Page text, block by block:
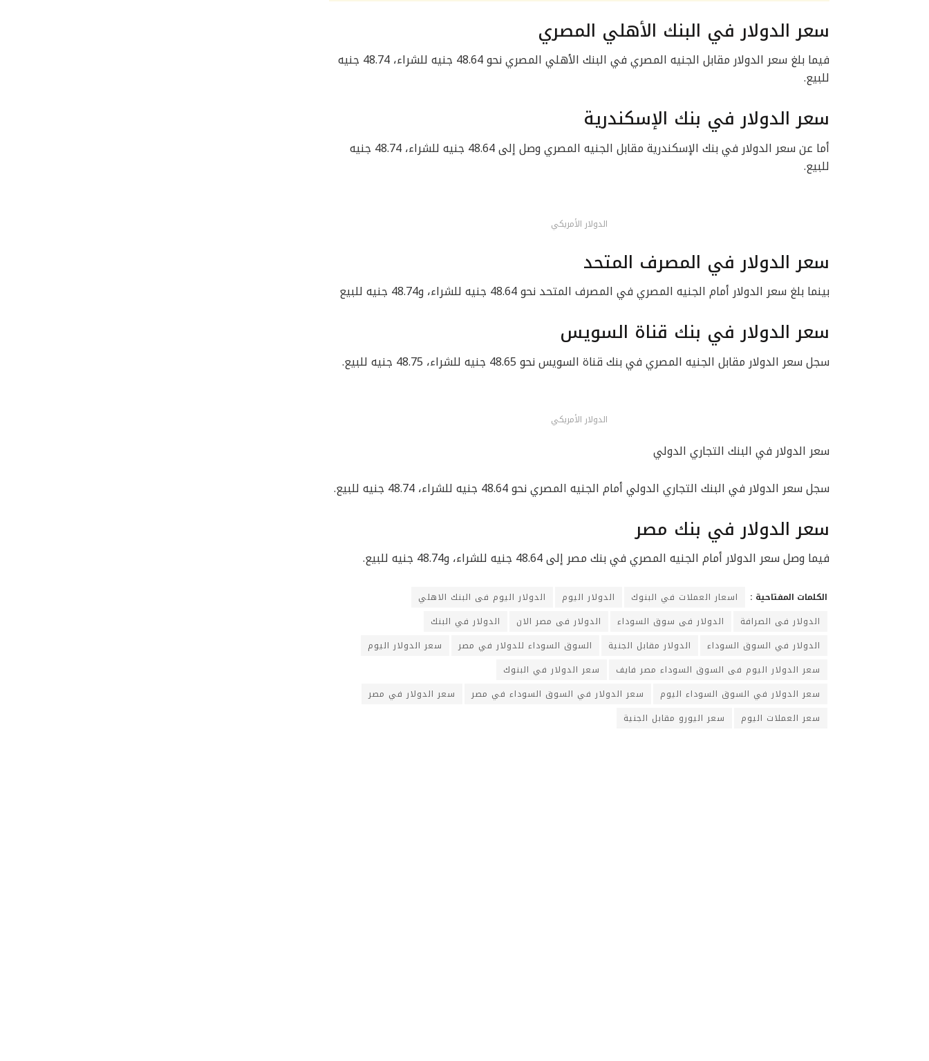
سعر الدولار في البنك الأهلي المصري
فيما بلغ سعر الدولار مقابل الجنيه المصري في البنك الأهلي المصري نحو 48.64 جنيه للشراء، 48.74 جنيه
للبيع.
سعر الدولار في بنك الإسكندرية
أما عن سعر الدولار في بنك الإسكندرية مقابل الجنيه المصري وصل إلى 48.64 جنيه للشراء، 48.74 جنيه
للبيع.
الدولار الأمريكي
سعر الدولار في المصرف المتحد
بينما بلغ سعر الدولار أمام الجنيه المصري في المصرف المتحد نحو 48.64 جنيه للشراء، و48.74 جنيه للبيع
سعر الدولار في بنك قناة السويس
سجل سعر الدولار مقابل الجنيه المصري في بنك قناة السويس نحو 48.65 جنيه للشراء، 48.75 جنيه للبيع.
الدولار الأمريكي
سعر الدولار في البنك التجاري الدولي
سجل سعر الدولار في البنك التجاري الدولي أمام الجنيه المصري نحو 48.64 جنيه للشراء، 48.74 جنيه للبيع.
سعر الدولار في بنك مصر
فيما وصل سعر الدولار أمام الجنيه المصري في بنك مصر إلى 48.64 جنيه للشراء، و48.74 جنيه للبيع.
الكلمات المفتاحية : اسعار العملات في البنوك الدولار اليوم
الدولار اليوم فى البنك الاهلي
الدولار فى الصرافة
الدولار فى سوق السوداء الدولار فى مصر الان
الدولار في البنك
الدولار في السوق السوداء
الدولار مقابل الجنية السوق السوداء للدولار في مصر
سعر الدولار اليوم
سعر الدولار اليوم فى السوق السوداء مصر فايف
سعر الدولار في البنوك
سعر الدولار في السوق السوداء اليوم
سعر الدولار في السوق السوداء في مصر
سعر الدولار في مصر
سعر العملات اليوم
سعر اليورو مقابل الجنية